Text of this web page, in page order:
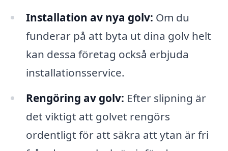
Installation av nya golv: Om du
funderar på att byta ut dina golv helt
kan dessa företag också erbjuda
installationsservice.
Rengöring av golv: Efter slipning är
det viktigt att golvet rengörs
ordentligt för att säkra att ytan är fri